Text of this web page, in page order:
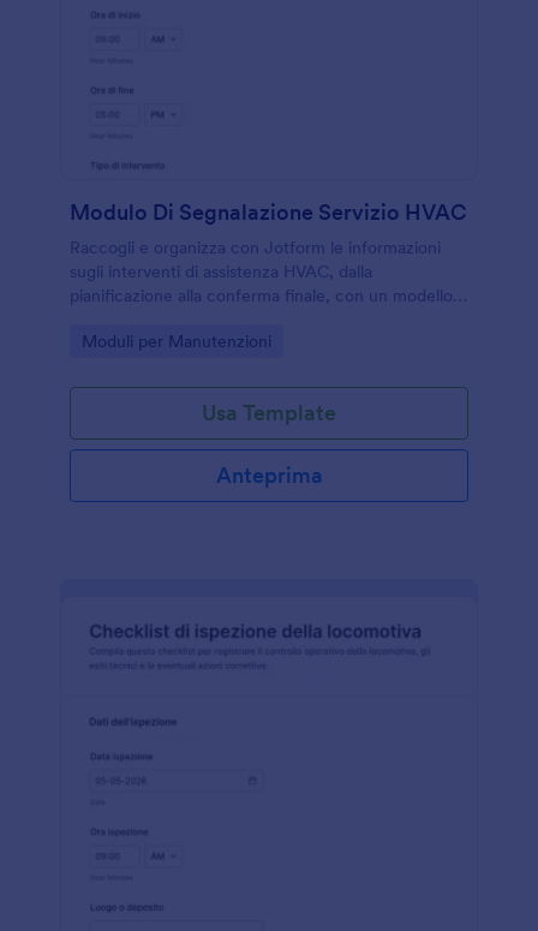
Modulo Di Segnalazione Servizio HVAC
Raccogli e organizza con Jotform le informazioni
sugli interventi di assistenza HVAC, dalla
pianificazione alla conferma finale, con un modello
responsabili di struttura.
Go to Category:
Moduli per Manutenzioni
Usa Template
Anteprima